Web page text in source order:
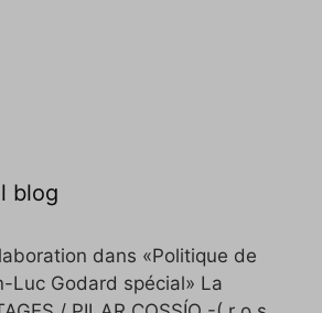
blog
dans «Politique de
Luc Godard spécial» La